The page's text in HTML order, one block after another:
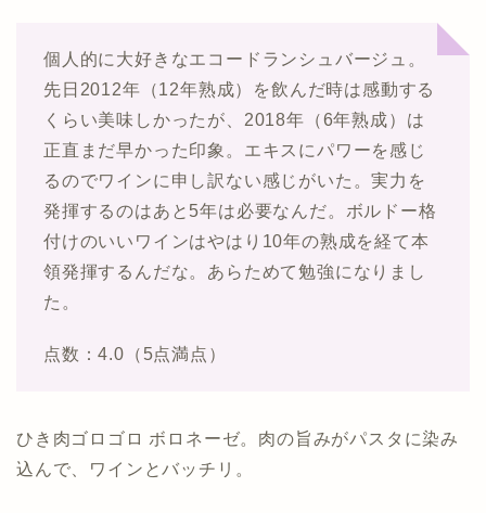
個人的に大好きなエコードランシュバージュ。
先日2012年（12年熟成）を飲んだ時は感動する
くらい美味しかったが、2018年（6年熟成）は
正直まだ早かった印象。エキスにパワーを感じ
るのでワインに申し訳ない感じがいた。実力を
発揮するのはあと5年は必要なんだ。ボルドー格
付けのいいワインはやはり10年の熟成を経て本
領発揮するんだな。あらためて勉強になりまし
た。
点数：4.0（5点満点）
ひき肉ゴロゴロ ボロネーゼ。肉の旨みがパスタに染み
込んで、ワインとバッチリ。